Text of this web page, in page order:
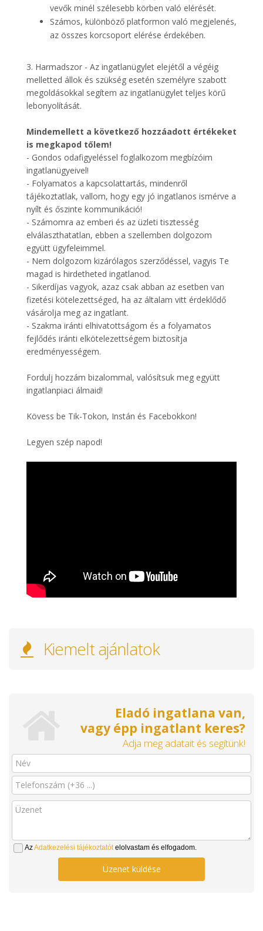
vevők minél szélesebb körben való elérését.
Számos, különböző platformon való megjelenés,
az összes korcsoport elérése érdekében.
3. Harmadszor - Az ingatlanügylet elejétől a végéig
melletted állok és szükség esetén személyre szabott
megoldásokkal segítem az ingatlanügylet teljes körű
lebonyolítását.
Mindemellett a következő hozzáadott értékeket
is megkapod tőlem!
- Gondos odafigyeléssel foglalkozom megbízóim
ingatlanügyeivel!
- Folyamatos a kapcsolattartás, mindenről
tájékoztatlak, vallom, hogy egy jó ingatlanos ismérve a
nyílt és őszinte kommunikáció!
- Számomra az emberi és az üzleti tisztesség
elválaszthatatlan, ebben a szellemben dolgozom
együtt ügyfeleimmel.
- Nem dolgozom kizárólagos szerződéssel, vagyis Te
magad is hirdetheted ingatlanod.
- Sikerdíjas vagyok, azaz csak abban az esetben van
fizetési kötelezettséged, ha az általam vitt érdeklődő
vásárolja meg az ingatlant.
- Szakma iránti elhivatottságom és a folyamatos
fejlődés iránti elkötelezettségem biztosítja
eredményességem.
Fordulj hozzám bizalommal, valósítsuk meg együtt
ingatlanpiaci álmaid!
Kövess be Tik-Tokon, Instán és Facebokkon!
Legyen szép napod!
Kiemelt ajánlatok
Eladó ingatlana van,
vagy épp ingatlant keres?
Adja meg adatait és segítünk!
AzAdatkezelési tájékoztatótelolvastam és elfogadom.
Üzenet küldése